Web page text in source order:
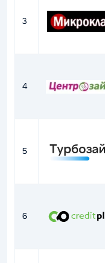
3
4
5
6